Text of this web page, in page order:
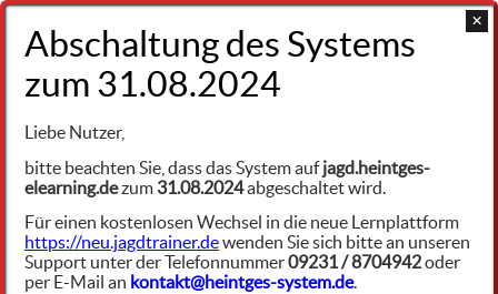
+49 9231 961342
Allgemeines
Witterungseinflüsse, Wild und Wetter
Liebe Nutzer,
bitte beachten Sie, dass das System aufjagd.heintges-
elearning.dezum 31.08.2024abgeschaltet wird.
Für einen kostenlosen Wechsel in die neue Lernplattform
https://neu.jagdtrainer.dewenden Sie sich bitte an unseren
Support unter der Telefonnummer09231 / 8704942oder
per E-Mail an kontakt@heintges-system.de.